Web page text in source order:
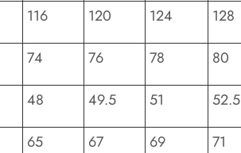
116 120 124 128
74 76 78 80
48 49.5 51 52.5
65 67 69 71